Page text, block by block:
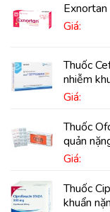
Exnortan
Giá:
Thuốc
nhiễm
Giá:
Thuốc
quản
Giá:
Thuốc
khuẩn